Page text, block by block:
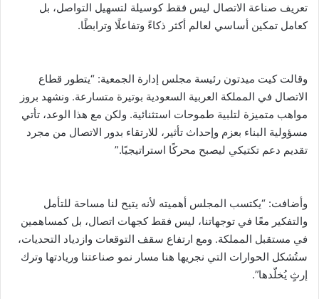
تعريف صناعة الاتصال ليس فقط كوسيلة لتسهيل التواصل، بل
كعامل تمكين أساسي لعالم أكثر ذكاءً وتفاعلًا وترابطًا.
وقالت كيت ميدتون رئيسة مجلس إدارة الجمعية: “يتطور قطاع
الاتصال في المملكة العربية السعودية بوتيرة متسارعة. ونشهد بروز
مواهب متميزة لتلبية طموحات استثنائية. ولكن مع هذا الوعد، تأتي
مسؤولية البناء بعزم وإحداث تأثير، للارتقاء بدور الاتصال من مجرد
تقديم دعم تكتيكي ليصبح محركًا استراتيجيًا.”
وأضافت: “يكتسب المجلس أهميته لأنه يتيح لنا مساحة للتأمل
والتفكير معًا في توجهاتنا، ليس فقط كجهات اتصال، بل كمساهمين
في مستقبل المملكة. ومع ارتفاع سقف التوقعات وازدياد التحديات،
ستُشكل الحوارات التي نجريها هنا مسار نمو صناعتنا وريادتها وترك
إرثٍ يُخلّدها”.